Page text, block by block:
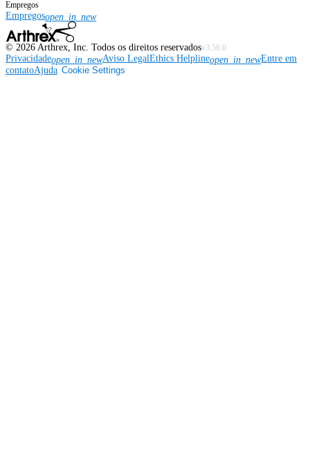
Empregos
Empregosopen_in_new
© 2026 Arthrex, Inc. Todos os direitos reservadosv3.56.0
Privacidadeopen_in_newAviso LegalEthics Helplineopen_in_newEntre em
contatoAjuda Cookie Settings